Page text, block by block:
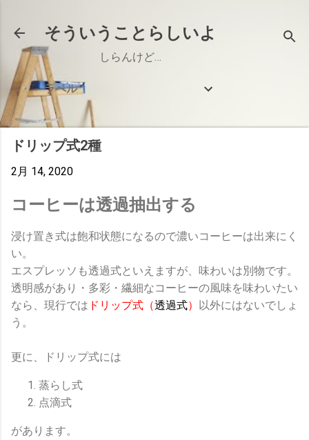
そういうことらしいよ
しらんけど…
ラベル
ドリップ式2種
2月 14, 2020
コーヒーは透過抽出する
浸け置き式は飽和状態になるので濃いコーヒーは出来にく
い。
エスプレッソも透過式といえますが、味わいは別物です。
透明感があり・多彩・繊細なコーヒーの風味を味わいたい
なら、現行では ドリップ式（透過式） 以外にはないでしょ
う。
更に、ドリップ式には
蒸らし式
点滴式
があります。